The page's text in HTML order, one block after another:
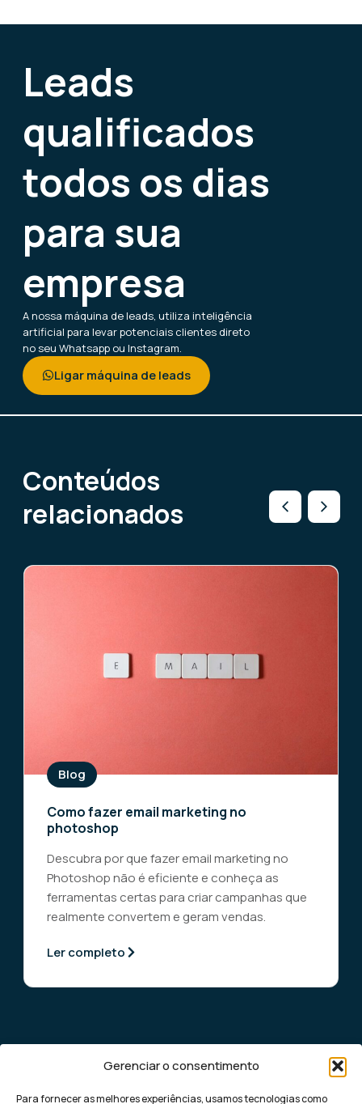
Gerenciar o consentimento
Para fornecer as melhores experiências, usamos tecnologias como
Leads
qualificados
todos os dias
para sua
empresa
A nossa máquina de leads, utiliza inteligência
artificial para levar potenciais clientes direto
no seu Whatsapp ou Instagram.
Ligar máquina de leads
Conteúdos
relacionados
Blog
Como fazer email marketing no
photoshop
Descubra por que fazer email marketing no
Photoshop não é eficiente e conheça as
ferramentas certas para criar campanhas que
realmente convertem e geram vendas.
Ler completo